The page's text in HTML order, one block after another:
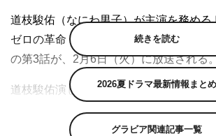
道枝駿佑（なにわ男子）が主演を務める
ゼロの革命－』（テレビ朝日系 毎週火
の第3話が、2月6日（火）に放送される
道枝駿佑演じる謎多きカリスマ転校生・
画集団を結成し、悪事に手を染める大人
続きを読む
2026夏ドラマ最新情報まとめ
グラビア関連記事一覧